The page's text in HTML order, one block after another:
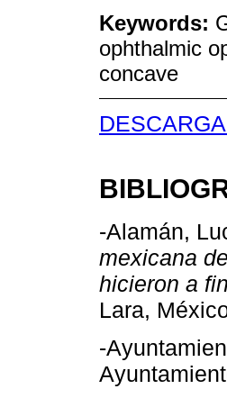
Keywords:
ophthalmic
concave
-Alamán,
mexicana
hicieron a
Lara,
-